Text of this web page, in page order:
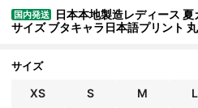
国内発送
日本本地製造レディース
サイズ ブタキャラ日本語プリント
サイズ
XS S M L